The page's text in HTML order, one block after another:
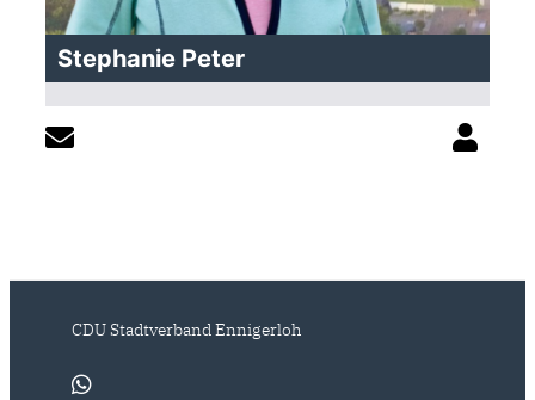
Stephanie Peter
CDU Stadtverband Ennigerloh